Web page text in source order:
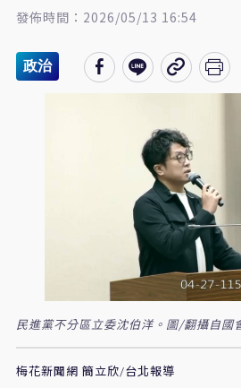
發佈時間：2026/05/13 16:54
政治
民進黨不分區立委沈伯洋。圖/翻攝自國
梅花新聞網 簡立欣/台北報導